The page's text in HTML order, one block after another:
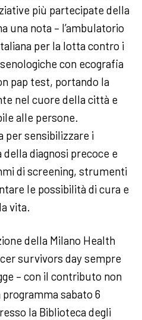
più partecipate della
una nota – l’ambulatorio
per la lotta contro i
con ecografia
pap test, portando la
nel cuore della città e
alle persone.
per sensibilizzare i
diagnosi precoce e
di screening, strumenti
le possibilità di cura e
vita.
della Milano Health
survivors day sempre
– con il contributo non
sabato 6
la Biblioteca degli